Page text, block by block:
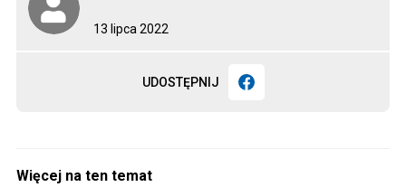
13 lipca 2022
UDOSTĘPNIJ